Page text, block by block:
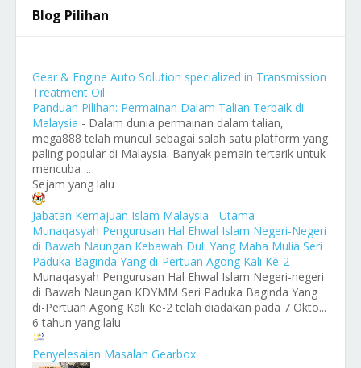
Blog Pilihan
Gear & Engine Auto Solution specialized in Transmission
Treatment Oil.
Panduan Pilihan: Permainan Dalam Talian Terbaik di
Malaysia - Dalam dunia permainan dalam talian,
mega888 telah muncul sebagai salah satu platform yang
paling popular di Malaysia. Banyak pemain tertarik untuk
mencuba ...
Sejam yang lalu
Jabatan Kemajuan Islam Malaysia - Utama
Munaqasyah Pengurusan Hal Ehwal Islam Negeri-Negeri
di Bawah Naungan Kebawah Duli Yang Maha Mulia Seri
Paduka Baginda Yang di-Pertuan Agong Kali Ke-2 -
Munaqasyah Pengurusan Hal Ehwal Islam Negeri-negeri
di Bawah Naungan KDYMM Seri Paduka Baginda Yang
di-Pertuan Agong Kali Ke-2 telah diadakan pada 7 Okto...
6 tahun yang lalu
Penyelesaian Masalah Gearbox